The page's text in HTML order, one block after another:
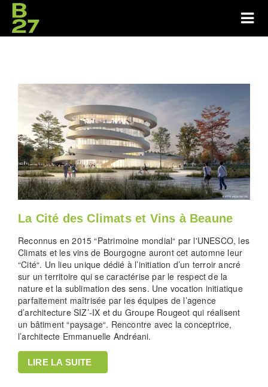
La Cité des Climats et Vins à Beaune
Reconnus en 2015 “Patrimoine mondial“ par l'UNESCO, les
Climats et les vins de Bourgogne auront cet automne leur
“Cité“. Un lieu unique dédié à l’initiation d’un terroir ancré
sur un territoire qui se caractérise par le respect de la
nature et la sublimation des sens. Une vocation initiatique
parfaitement maîtrisée par les équipes de l’agence
d’architecture SIZ’-IX et du Groupe Rougeot qui réalisent
un bâtiment “paysage“. Rencontre avec la conceptrice,
l’architecte Emmanuelle Andréani.
LIRE LA SUITE